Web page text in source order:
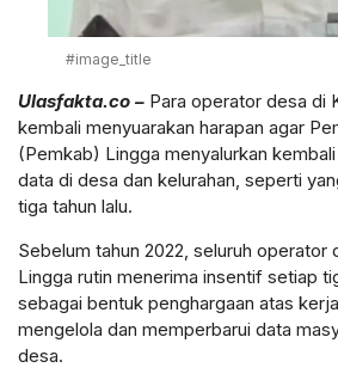
#image_title
Ulasfakta.co – Para operator desa di
kembali menyuarakan harapan agar
(Pemkab) Lingga menyalurkan
data di desa dan kelurahan, seperti
tiga tahun lalu.
Sebelum tahun 2022, seluruh operator
Lingga rutin menerima insentif setiap
sebagai bentuk penghargaan atas
mengelola dan memperbarui data
desa.